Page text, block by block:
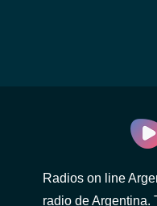
Radios on line
radio de Argentina.